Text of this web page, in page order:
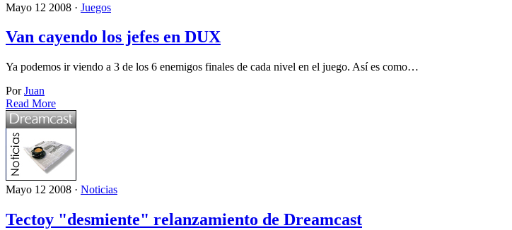
Mayo 12 2008 · Juegos
Van cayendo los jefes en DUX
Ya podemos ir viendo a 3 de los 6 enemigos finales de cada nivel en el juego. Así es como…
PorJuan
Read More
Mayo 12 2008 · Noticias
Tectoy "desmiente" relanzamiento de Dreamcast